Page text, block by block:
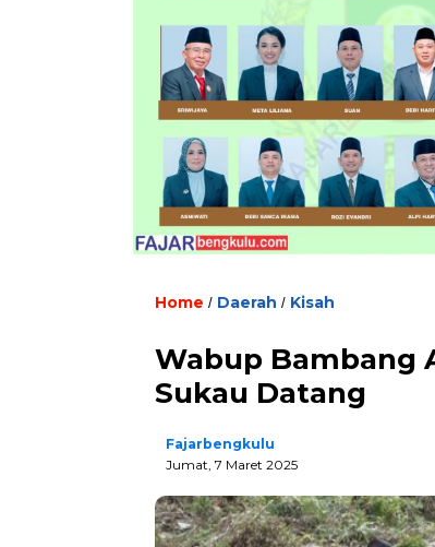
Home / Daerah / Kisah
Wabup Bambang
Sukau Datang
Fajarbengkulu
Jumat, 7 Maret 2025